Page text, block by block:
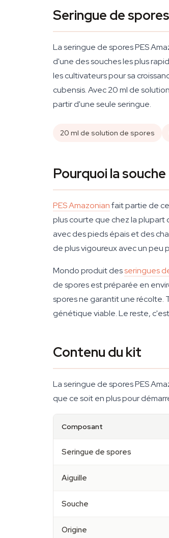
Seringue de
La seringue de spores PES
d'une des souches les plus
les cultivateurs pour sa
cubensis. Avec 20 ml de
partir d'une seule seringue.
20 ml de solution de spores
Pourquoi la
PES Amazonianfait partie de
plus courte que chez la plupart
avec des pieds épais et des
de plus vigoureux avec un peu
Mondo produit desseringues
de spores est préparée en
spores ne garantit une récolte.
génétique viable. Le reste,
Contenu du kit
La seringue de spores PES
que ce soit en plus pour
Composant
Seringue de spores
Aiguille
Souche
Origine